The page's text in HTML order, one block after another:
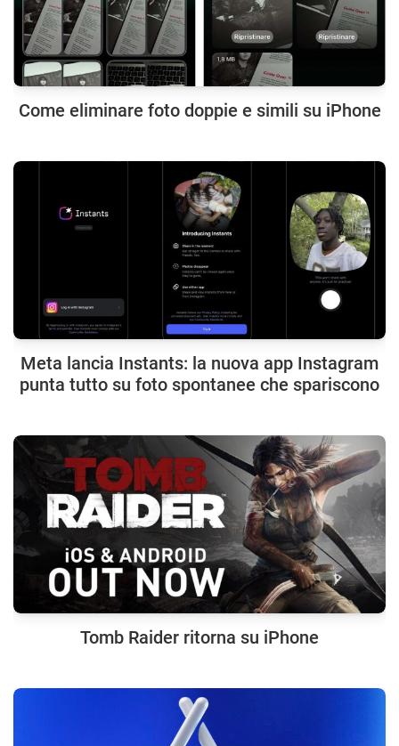
Come eliminare foto doppie e simili su iPhone
Meta lancia Instants: la nuova app Instagram
punta tutto su foto spontanee che spariscono
Tomb Raider ritorna su iPhone